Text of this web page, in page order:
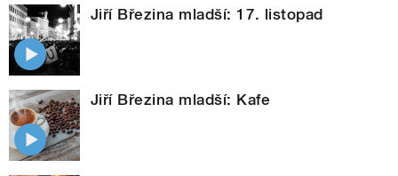
Jiří Březina mladší: 17. listopad
Jiří Březina mladší: Kafe